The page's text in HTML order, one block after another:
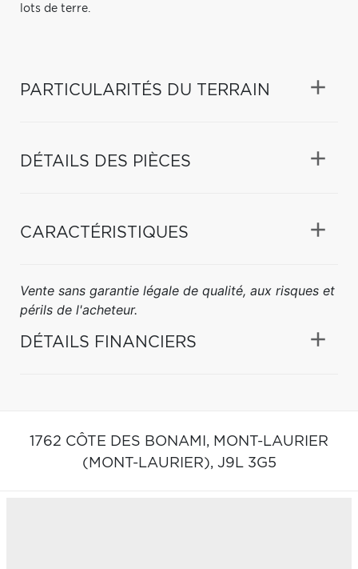
lots de terre.
PARTICULARITÉS DU TERRAIN
DÉTAILS DES PIÈCES
CARACTÉRISTIQUES
Vente sans garantie légale de qualité, aux risques et
périls de l'acheteur.
DÉTAILS FINANCIERS
1762 CÔTE DES BONAMI, MONT-LAURIER
(MONT-LAURIER), J9L 3G5